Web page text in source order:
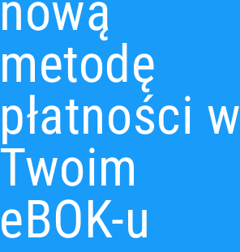
nową
metodę
płatności w
Twoim
eBOK-u